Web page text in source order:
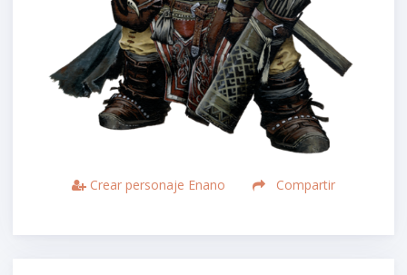
Crear personaje Enano Compartir